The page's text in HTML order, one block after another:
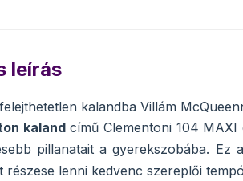
leírás
kalandba Villám
kalandcímű Clementoni 104 MAXI
pillanatait a gyerekszobába.
részese lenni kedvenc szereplői